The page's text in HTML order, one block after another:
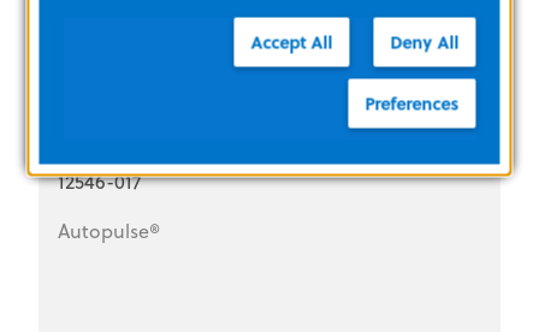
產品手冊 / 操作人員指南 +1
AutoPulse Li-ion Battery
12546-017
Autopulse®
Accept All Deny All
Preferences